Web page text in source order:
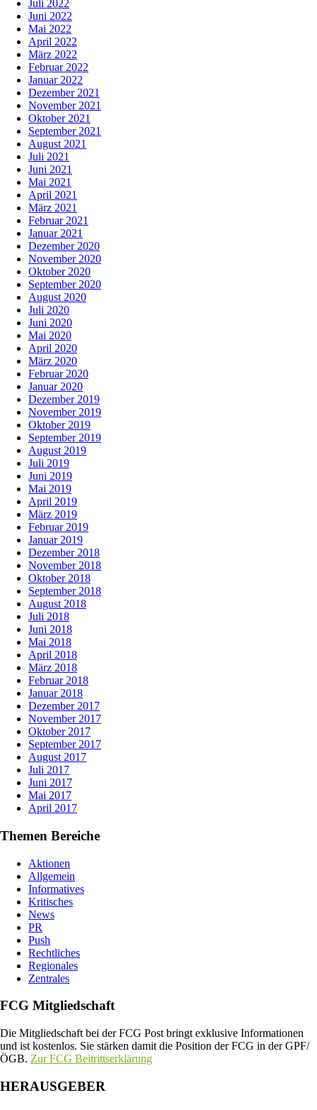
Juli 2022
Juni 2022
Mai 2022
April 2022
März 2022
Februar 2022
Januar 2022
Dezember 2021
November 2021
Oktober 2021
September 2021
August 2021
Juli 2021
Juni 2021
Mai 2021
April 2021
März 2021
Februar 2021
Januar 2021
Dezember 2020
November 2020
Oktober 2020
September 2020
August 2020
Juli 2020
Juni 2020
Mai 2020
April 2020
März 2020
Februar 2020
Januar 2020
Dezember 2019
November 2019
Oktober 2019
September 2019
August 2019
Juli 2019
Juni 2019
Mai 2019
April 2019
März 2019
Februar 2019
Januar 2019
Dezember 2018
November 2018
Oktober 2018
September 2018
August 2018
Juli 2018
Juni 2018
Mai 2018
April 2018
März 2018
Februar 2018
Januar 2018
Dezember 2017
November 2017
Oktober 2017
September 2017
August 2017
Juli 2017
Juni 2017
Mai 2017
April 2017
Themen Bereiche
Aktionen
Allgemein
Informatives
Kritisches
News
PR
Push
Rechtliches
Regionales
Zentrales
FCG Mitgliedschaft
Die Mitgliedschaft bei der FCG Post bringt exklusive Informationen
und ist kostenlos. Sie stärken damit die Position der FCG in der GPF/
ÖGB. Zur FCG Beitrittserklärung
HERAUSGEBER